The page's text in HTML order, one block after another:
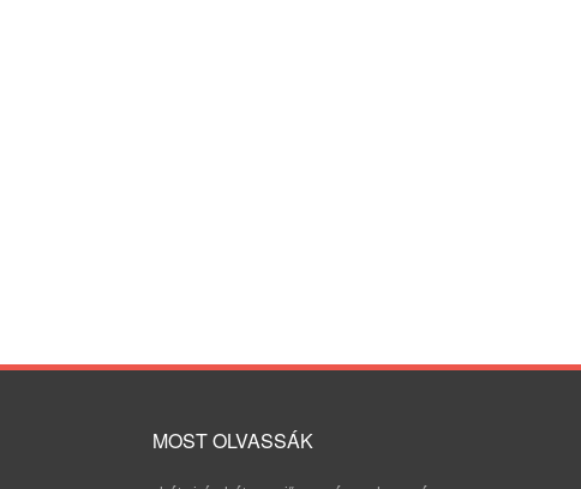
MOST OLVASSÁK